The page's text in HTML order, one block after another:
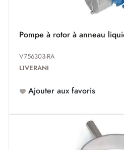
Pompe à rotor à anneau
V756303-RA
LIVERANI
Ajouter aux favoris